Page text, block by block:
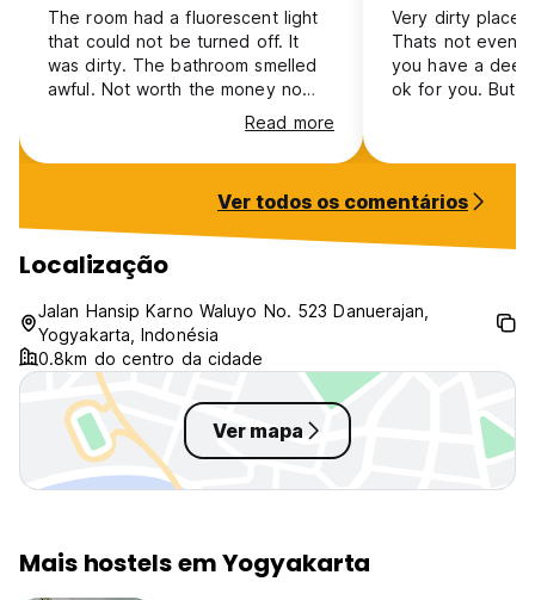
The room had a fluorescent light
that could not be turned off. It
was dirty. The bathroom smelled
awful. Not worth the money no
matter how cheap. Location hard
to get to, only on scooter so with
bags is a nightmare. Far away
travellers stay in: near
Prawirotaman street.
Read more
Very dirty place.
Thats not even
you have a
ok for you. But
bathroom, and
nobody is there.
super loud and
really bad
not rest at all.
Ver todos os comentários
Localização
Jalan Hansip Karno Waluyo No. 523 Danuerajan,
Yogyakarta, Indonésia
0.8km do centro da cidade
Ver mapa
Mais hostels em Yogyakarta